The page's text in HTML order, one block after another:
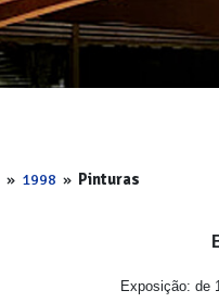
» 1998 » Pinturas
Exposição: de